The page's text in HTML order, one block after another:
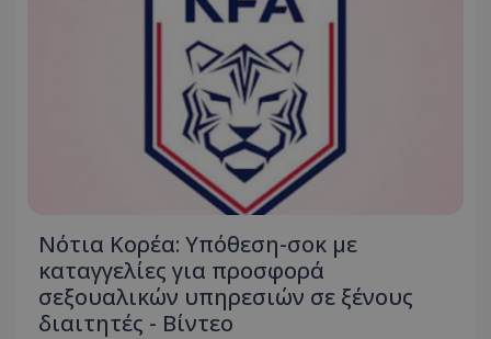
Νότια Κορέα: Υπόθεση-σοκ με
καταγγελίες για προσφορά
σεξουαλικών υπηρεσιών σε ξένους
διαιτητές - Bίντεο